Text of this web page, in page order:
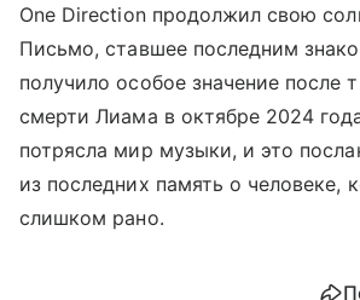
One Direction продолжил свою
Письмо, ставшее последним
получило особое значение после
смерти Лиама в октябре 2024
потрясла мир музыки, и это
из последних память о человеке,
слишком рано.